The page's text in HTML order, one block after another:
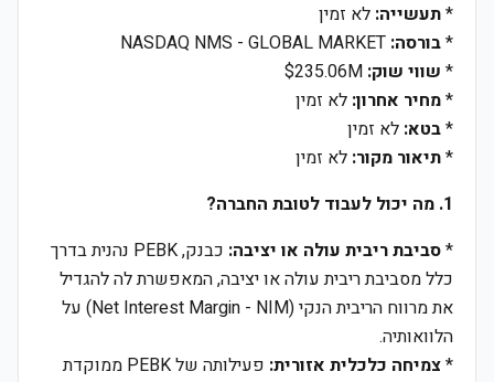
*תעשייה: לא זמין
*בורסה:
* שווי שוק:
*מחיר אחרון: לא זמין
*בטא: לא זמין
*תיאור מקור: לא זמין
1. מה יכול לעבוד לטובת החברה?
*סביבת ריבית עולה או יציבה:
כבנק, PEBK נהנית בדרך
כלל מסביבת ריבית עולה או יציבה, המאפשרת לה להגדיל
את מרווח הריבית הנקי (Net Interest Margin - NIM) על
הלוואותיה.
*צמיחה כלכלית אזורית:
פעילותה של PEBK ממוקדת